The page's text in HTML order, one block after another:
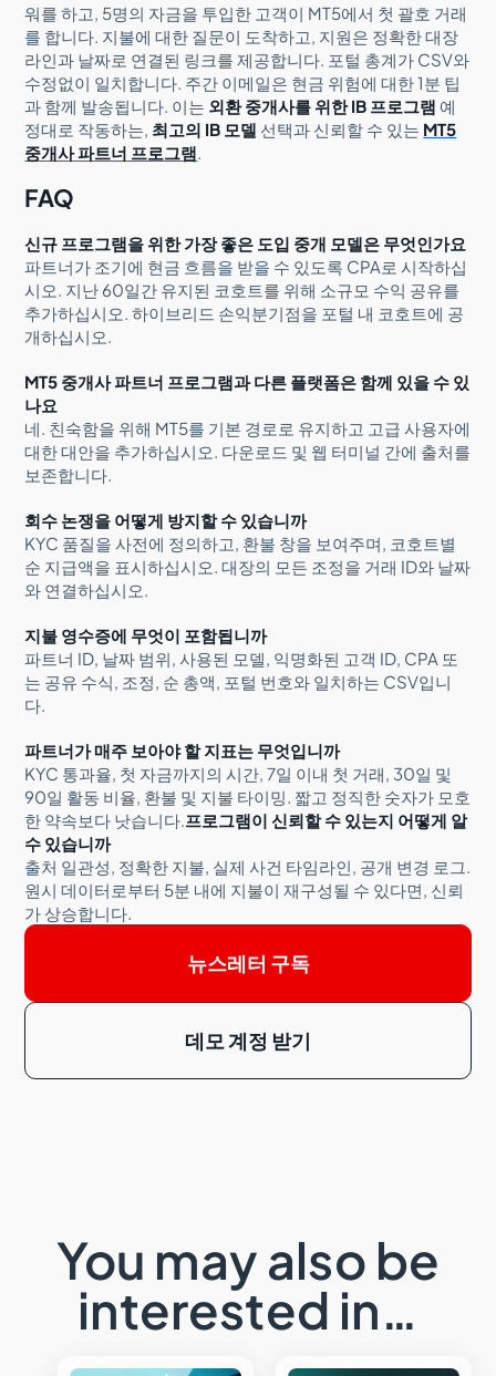
워를 하고, 5명의 자금을 투입한 고객이 MT5에서 첫 괄호 거래
를 합니다. 지불에 대한 질문이 도착하고, 지원은 정확한 대장
라인과 날짜로 연결된 링크를 제공합니다. 포털 총계가 CSV와
수정없이 일치합니다. 주간 이메일은 현금 위험에 대한 1분 팁
과 함께 발송됩니다. 이는 외환 중개사를 위한 IB 프로그램 예
정대로 작동하는, 최고의 IB 모델 선택과 신뢰할 수 있는 MT5
중개사 파트너 프로그램.
FAQ
신규 프로그램을 위한 가장 좋은 도입 중개 모델은 무엇인가요
파트너가 조기에 현금 흐름을 받을 수 있도록 CPA로 시작하십
시오. 지난 60일간 유지된 코호트를 위해 소규모 수익 공유를
추가하십시오. 하이브리드 손익분기점을 포털 내 코호트에 공
개하십시오.
MT5 중개사 파트너 프로그램과 다른 플랫폼은 함께 있을 수 있
나요
네. 친숙함을 위해 MT5를 기본 경로로 유지하고 고급 사용자에
대한 대안을 추가하십시오. 다운로드 및 웹 터미널 간에 출처를
보존합니다.
회수 논쟁을 어떻게 방지할 수 있습니까
KYC 품질을 사전에 정의하고, 환불 창을 보여주며, 코호트별
순 지급액을 표시하십시오. 대장의 모든 조정을 거래 ID와 날짜
와 연결하십시오.
지불 영수증에 무엇이 포함됩니까
파트너 ID, 날짜 범위, 사용된 모델, 익명화된 고객 ID, CPA 또
는 공유 수식, 조정, 순 총액, 포털 번호와 일치하는 CSV입니
다.
파트너가 매주 보아야 할 지표는 무엇입니까
KYC 통과율, 첫 자금까지의 시간, 7일 이내 첫 거래, 30일 및
90일 활동 비율, 환불 및 지불 타이밍. 짧고 정직한 숫자가 모호
한 약속보다 낫습니다.프로그램이 신뢰할 수 있는지 어떻게 알
수 있습니까
출처 일관성, 정확한 지불, 실제 사건 타임라인, 공개 변경 로그.
원시 데이터로부터 5분 내에 지불이 재구성될 수 있다면, 신뢰
가 상승합니다.
뉴스레터 구독
데모 계정 받기
You may also be
interested in…